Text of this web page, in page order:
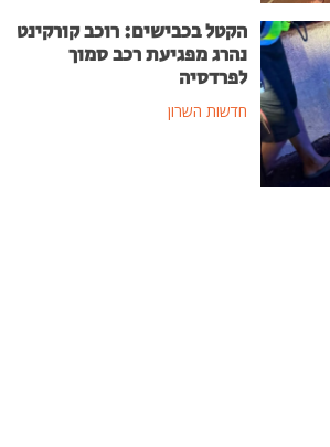
הקטל בכבישים: רוכב קורקינט
נהרג מפגיעת רכב סמוך
לפרדסיה
חדשות השרון